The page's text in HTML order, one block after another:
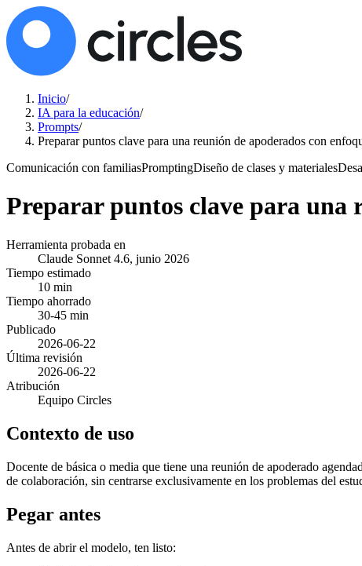
Inicio/
IA para la educación/
Prompts/
Preparar puntos clave para una reunión de apoderados con
Comunicación con familiasPromptingDiseño de clases y materiales
Preparar puntos clave para una
Herramienta probada en
Claude Sonnet 4.6, junio 2026
Tiempo estimado
10 min
Tiempo ahorrado
30-45 min
Publicado
2026-06-22
Última revisión
2026-06-22
Atribución
Equipo Circles
Contexto de uso
Docente de básica o media que tiene una reunión de apoderado
de colaboración, sin centrarse exclusivamente en los problemas del
Pegar antes
Antes de abrir el modelo, ten listo: